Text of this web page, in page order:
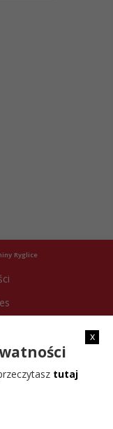
Ryglice
x
tutaj